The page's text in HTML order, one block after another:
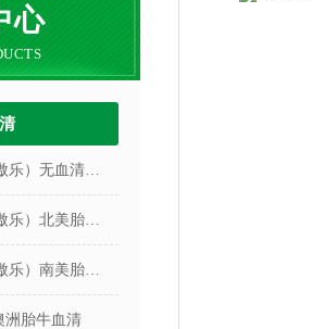
心
BIOEXPLORER（百傲乐）无血清冻存液
BIOEXPLORER（百傲乐）北美胎牛血清
BIOEXPLORER（百傲乐）南美胎牛血清
洲胎牛血清